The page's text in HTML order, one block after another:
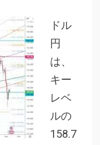
ドル
円
は、
キー
レベ
ルの
158.7